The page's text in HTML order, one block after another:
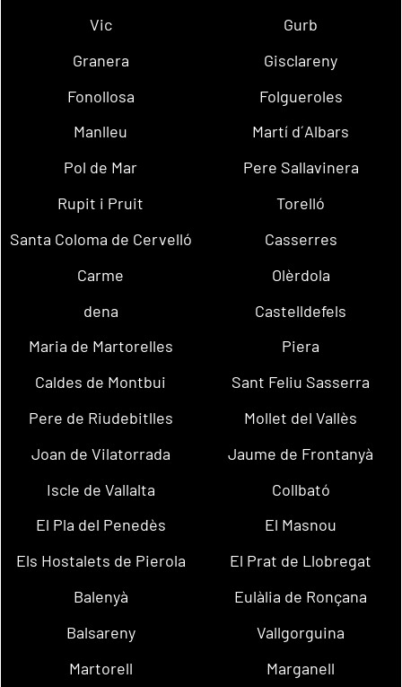
Vic
Gurb
Granera
Gisclareny
Fonollosa
Folgueroles
Manlleu
Martí d´Albars
Pol de Mar
Pere Sallavinera
Rupit i Pruit
Torelló
Santa Coloma de Cervelló
Casserres
Carme
Olèrdola
dena
Castelldefels
Maria de Martorelles
Piera
Caldes de Montbui
Sant Feliu Sasserra
Pere de Riudebitlles
Mollet del Vallès
Joan de Vilatorrada
Jaume de Frontanyà
Iscle de Vallalta
Collbató
El Pla del Penedès
El Masnou
Els Hostalets de Pierola
El Prat de Llobregat
Balenyà
Eulàlia de Ronçana
Balsareny
Vallgorguina
Martorell
Marganell